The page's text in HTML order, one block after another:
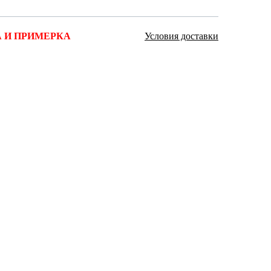
(1)
Ярославская область (1)
И ПРИМЕРКА Условия доставки